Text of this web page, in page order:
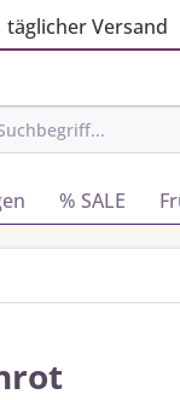
täglicher Versand
% SALE